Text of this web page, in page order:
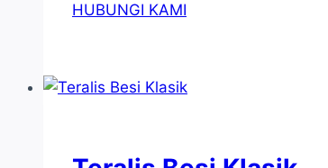
HUBUNGI KAMI